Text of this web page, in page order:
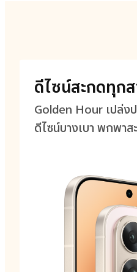
ดีไซน์สะกดทุก
Golden Hour เปล่ง
ดีไซน์บางเบา พกพาส